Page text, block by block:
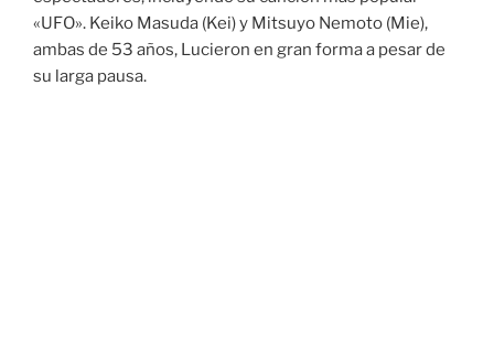
«UFO». Keiko Masuda (Kei) y Mitsuyo Nemoto (Mie),
ambas de 53 años, Lucieron en gran forma a pesar de
su larga pausa.